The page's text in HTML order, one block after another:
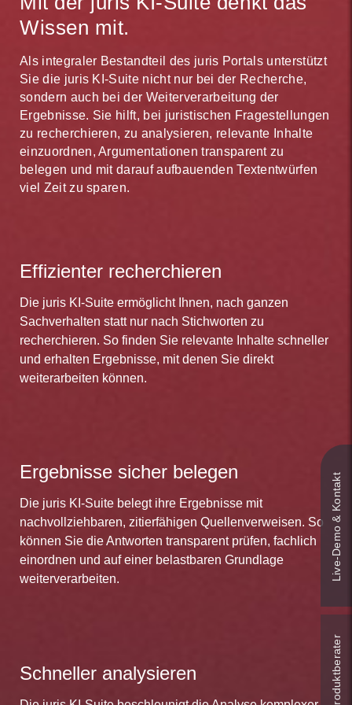
Alle relevanten Ergebnisse sekundenschnell
Alle Dokumente und Fassungen automatisch vergleichen
Alles im einem Portal – keine Parallelrecherchen nötig
Alle Informationen auch automatisch per Newsfeed
Alternativ aktivieren Sie diejuris Plus-Optionund
rufen zusätzliche Inhalte zum Einzeldokumentpreis
Dokumente automatisch miteinander und bietet Ihnen
größtmögliche Arbeitserleichterung.
Wissen mit.
Als integraler Bestandteil des juris Portals unterstützt
Sie die juris KI-Suite nicht nur bei der Recherche,
sondern auch bei der Weiterverarbeitung der
Ergebnisse. Sie hilft, bei juristischen Fragestellungen
zu recherchieren, zu analysieren, relevante Inhalte
einzuordnen, Argumentationen transparent zu
belegen und mit darauf aufbauenden Textentwürfen
viel Zeit zu sparen.
Effizienter recherchieren
Die juris KI-Suite ermöglicht Ihnen, nach ganzen
Sachverhalten statt nur nach Stichworten zu
recherchieren. So finden Sie relevante Inhalte schneller
und erhalten Ergebnisse, mit denen Sie direkt
weiterarbeiten können.
Ergebnisse sicher belegen
Die juris KI-Suite belegt ihre Ergebnisse mit
nachvollziehbaren, zitierfähigen Quellenverweisen. So
können Sie die Antworten transparent prüfen, fachlich
einordnen und auf einer belastbaren Grundlage
weiterverarbeiten.
Schneller analysieren
Live‑Demo & Kontakt